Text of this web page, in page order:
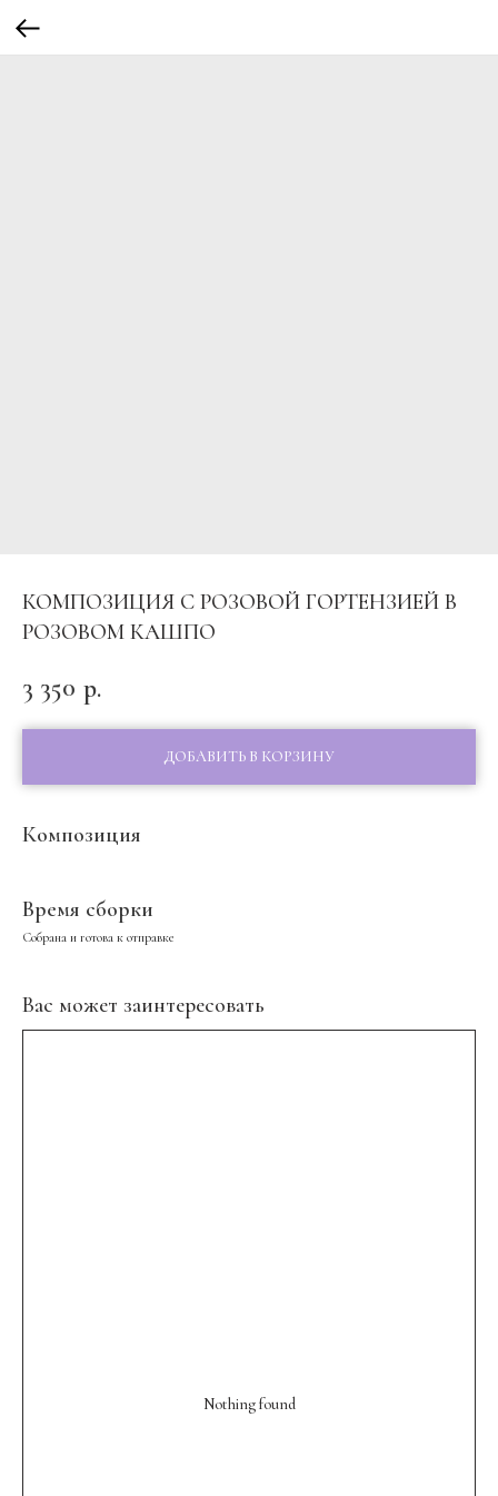
КОМПОЗИЦИЯ С РОЗОВОЙ ГОРТЕНЗИЕЙ В
РОЗОВОМ КАШПО
3 350 р.
ДОБАВИТЬ В КОРЗИНУ
Композиция
Время сборки
Собрана и готова к отправке
Вас может заинтересовать
Nothing found